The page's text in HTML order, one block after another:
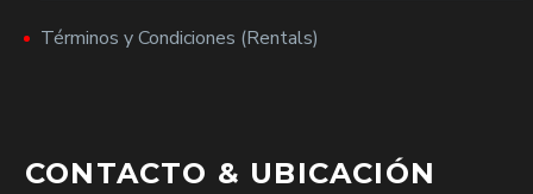
Términos y Condiciones (Rentals)
CONTACTO & UBICACIÓN